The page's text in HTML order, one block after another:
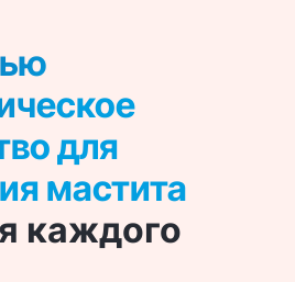
для
мастита
каждого